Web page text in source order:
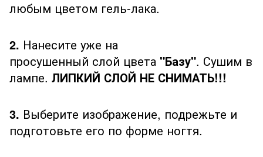
любым цветом гель-лака.
2. Нанесите уже на
просушенный слой цвета "Базу". Сушим в
лампе. ЛИПКИЙ СЛОЙ НЕ СНИМАТЬ!!!
3. Выберите изображение, подрежьте и
подготовьте его по форме ногтя.